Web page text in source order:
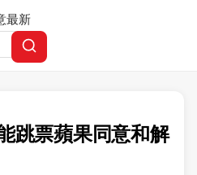
最新
跳票蘋果同意和解